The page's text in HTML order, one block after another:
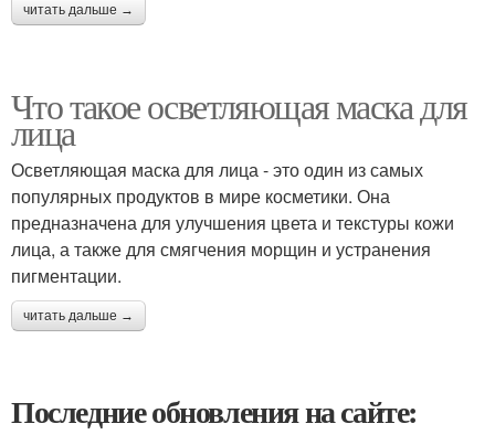
читать дальше →
Что такое осветляющая маска для
лица
Осветляющая маска для лица - это один из самых
популярных продуктов в мире косметики. Она
предназначена для улучшения цвета и текстуры кожи
лица, а также для смягчения морщин и устранения
пигментации.
читать дальше →
Последние обновления на сайте: